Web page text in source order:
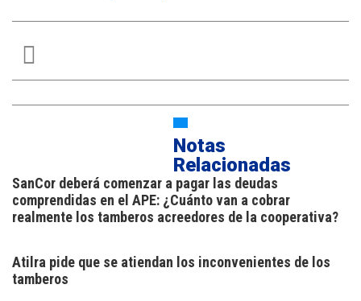
Notas
Relacionadas
SanCor deberá comenzar a pagar las deudas
comprendidas en el APE: ¿Cuánto van a cobrar
realmente los tamberos acreedores de la cooperativa?
Atilra pide que se atiendan los inconvenientes de los
tamberos